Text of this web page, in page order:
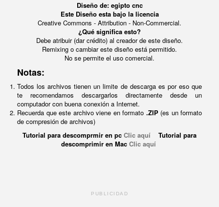
Diseño de: egipto cnc
Este Diseño esta bajo la licencia
Creative Commons - Attribution - Non-Commercial.
¿Qué significa esto?
Debe atribuir (dar crédito) al creador de este diseño.
Remixing o cambiar este diseño está permitido.
No se permite el uso comercial.
Notas:
Todos los archivos tienen un limite de descarga es por eso que
te recomendamos descargarlos directamente desde un
computador con buena conexión a Internet.
Recuerda que este archivo viene en formato .ZIP(es un formato
de compresión de archivos)
Tutorial para descomprmir en pc Clic aquí Tutorial para
descomprimir en Mac Clic aquí
PUBLICIDAD